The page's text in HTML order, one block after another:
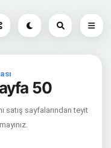
50
satış sayfalarından teyit